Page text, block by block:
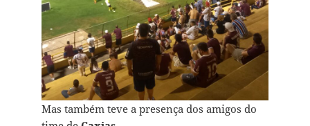
Mas também teve a presença dos amigos do